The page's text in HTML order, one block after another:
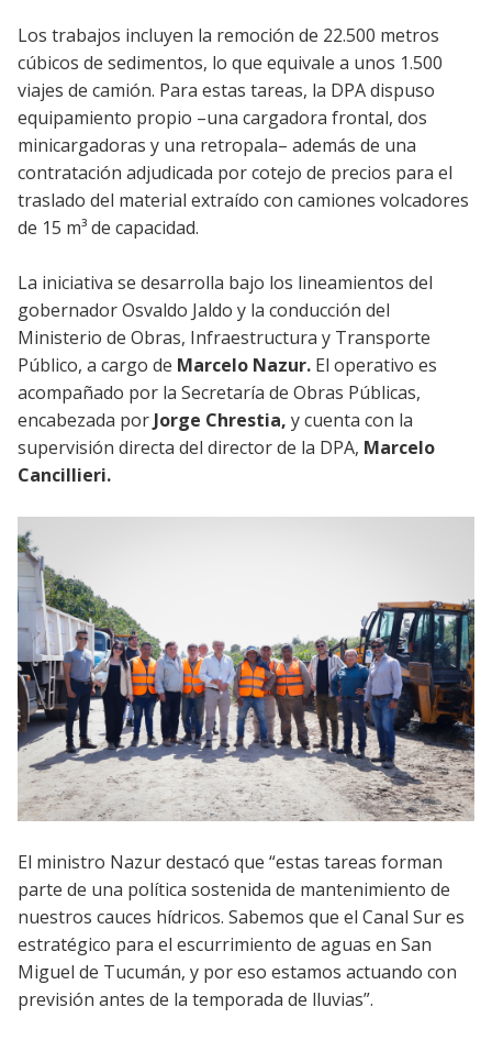
Los trabajos incluyen la remoción de 22.500 metros
cúbicos de sedimentos, lo que equivale a unos 1.500
viajes de camión. Para estas tareas, la DPA dispuso
equipamiento propio –una cargadora frontal, dos
minicargadoras y una retropala– además de una
contratación adjudicada por cotejo de precios para el
traslado del material extraído con camiones volcadores
de 15 m³ de capacidad.
La iniciativa se desarrolla bajo los lineamientos del
gobernador Osvaldo Jaldo y la conducción del
Ministerio de Obras, Infraestructura y Transporte
Público, a cargo de Marcelo Nazur. El operativo es
acompañado por la Secretaría de Obras Públicas,
encabezada por Jorge Chrestia, y cuenta con la
supervisión directa del director de la DPA, Marcelo
Cancillieri.
El ministro Nazur destacó que “estas tareas forman
parte de una política sostenida de mantenimiento de
nuestros cauces hídricos. Sabemos que el Canal Sur es
estratégico para el escurrimiento de aguas en San
Miguel de Tucumán, y por eso estamos actuando con
previsión antes de la temporada de lluvias”.